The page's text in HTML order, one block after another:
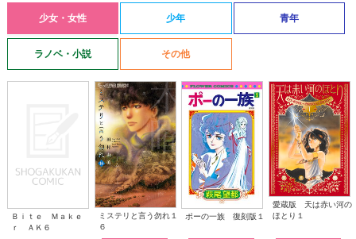
少女・女性 少年 青年
ラノベ・小説 その他
Ｂｉｔｅ Ｍａｋｅ
ｒ ＡＫ６
ミステリと言う勿れ１
６
ポーの一族 復刻版１
愛蔵版 天は赤い河の
ほとり１